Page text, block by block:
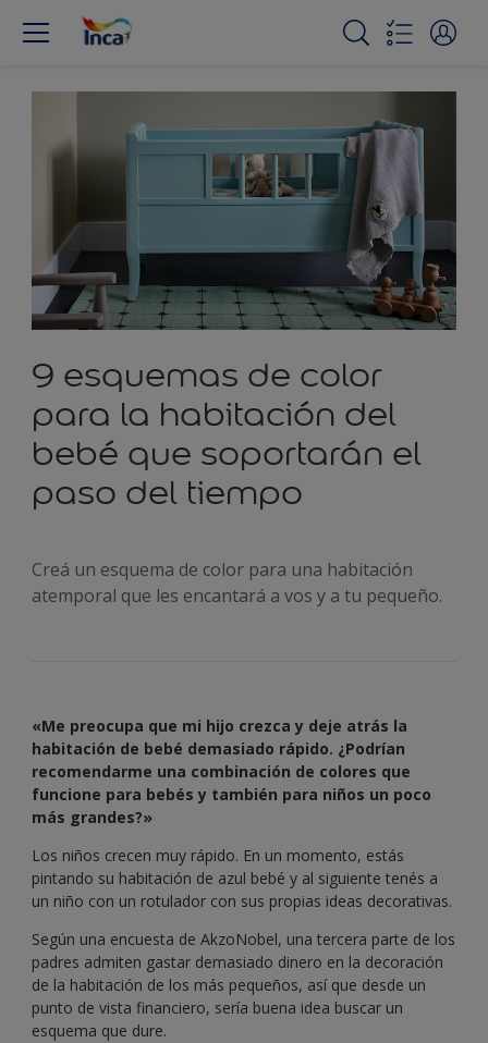
9 esquemas de color
para la habitación del
bebé que soportarán el
paso del tiempo
Creá un esquema de color para una habitación
atemporal que les encantará a vos y a tu pequeño.
«Me preocupa que mi hijo crezca y deje atrás la
habitación de bebé demasiado rápido. ¿Podrían
recomendarme una combinación de colores que
funcione para bebés y también para niños un poco
más grandes?»
Los niños crecen muy rápido. En un momento, estás
pintando su habitación de azul bebé y al siguiente tenés a
un niño con un rotulador con sus propias ideas decorativas.
Según una encuesta de AkzoNobel, una tercera parte de los
padres admiten gastar demasiado dinero en la decoración
de la habitación de los más pequeños, así que desde un
punto de vista financiero, sería buena idea buscar un
esquema que dure.